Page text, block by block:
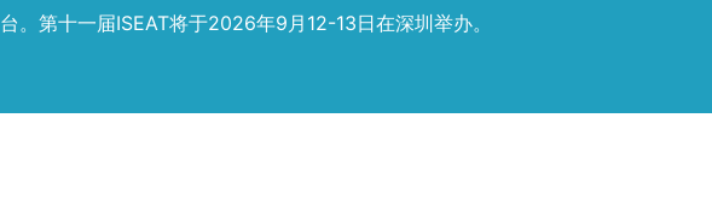
台。第十一届ISEAT将于2026年9月12-13日在深圳举办。